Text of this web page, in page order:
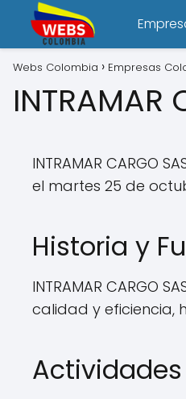
Webs Colombia Empresas
INTRAMAR
INTRAMAR
el martes 25 de
Historia y
INTRAMAR
calidad y eficiencia,